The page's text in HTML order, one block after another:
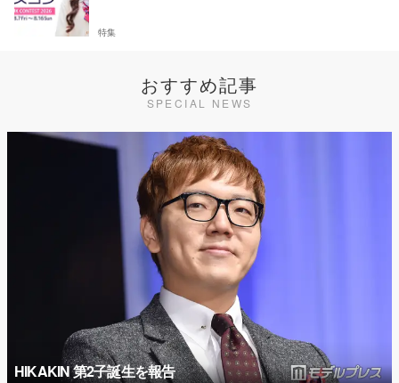
特集
おすすめ記事
SPECIAL NEWS
HIKAKIN 第2子誕生を報告